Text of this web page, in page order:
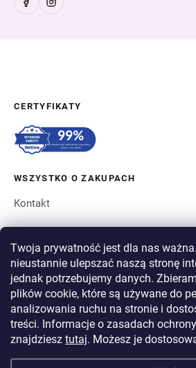
Twoja prywatność jest dla nas
nieustannie ulepszać naszą stronę
jednak potrzebujemy danych.
plików cookie, które są używane do
analizowania ruchu na stronie i
treści. Informacje o zasadach
znajdziesz tutaj. Możesz je
CERTYFIKATY
WSZYSTKO O ZAKUPACH
Kontakt
O BERGAM
PŁATNOŚĆ
WYSYŁKA